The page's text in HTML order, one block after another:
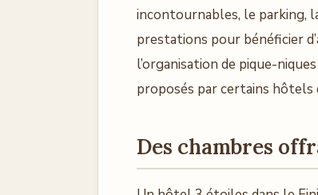
incontournables, le parking,
prestations pour bénéficier
l’organisation de pique-
proposés par certains hôtels
Des chambres